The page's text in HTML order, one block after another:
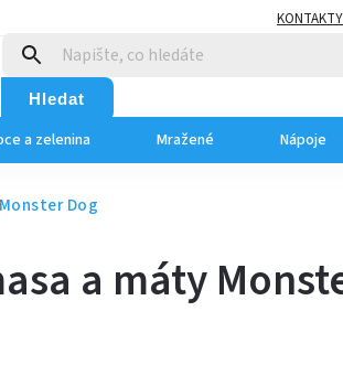
KONTAKTY
Hledat
a zelenina Mražené Nápoje
Dog
a máty